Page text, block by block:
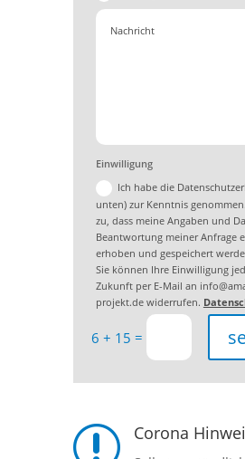
Einwilligung
Ich habe die
unten) zur Kenntnis
zu, dass meine Angaben und
Beantwortung meiner Anfrage
erhoben und gespeichert
Sie können Ihre Einwilligung
Zukunft per E-Mail an
projekt.de widerrufen.
6 + 15 =
r Corona